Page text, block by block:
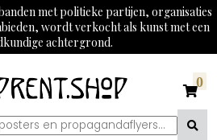
met politieke partijen, organisaties
wordt verkocht als kunst met een
achtergrond.
0